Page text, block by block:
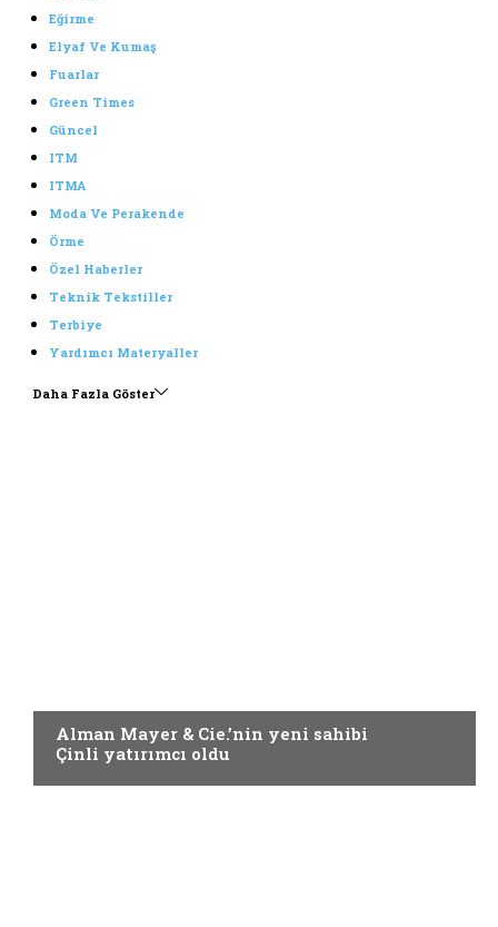
Eğirme
Elyaf Ve Kumaş
Fuarlar
Green Times
Güncel
ITM
ITMA
Moda Ve Perakende
Örme
Özel Haberler
Teknik Tekstiller
Terbiye
Yardımcı Materyaller
Daha Fazla Göster
Alman Mayer & Cie.’nin yeni sahibi
Çinli yatırımcı oldu